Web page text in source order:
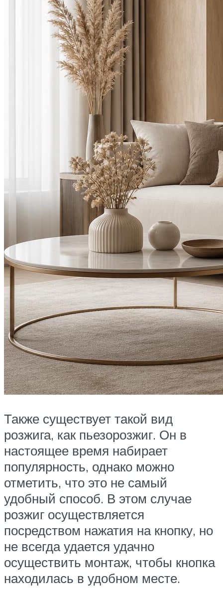
Также существует такой вид
розжига, как пьезорозжиг. Он в
настоящее время набирает
популярность, однако можно
отметить, что это не самый
удобный способ. В этом случае
розжиг осуществляется
посредством нажатия на кнопку, но
не всегда удается удачно
осуществить монтаж, чтобы кнопка
находилась в удобном месте.